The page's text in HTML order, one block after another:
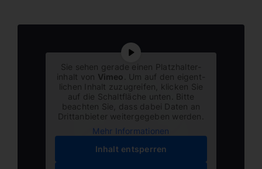
Sie sehen gerade einen Platz­hal­ter­
inhalt von Vimeo . Um auf den eigent­
lichen Inhalt zuzugreifen, klicken Sie
auf die Schalt­fläche unten. Bitte
beachten Sie, dass dabei Daten an
Dritt­an­bieter weiter­ge­geben werden.
Mehr Infor­ma­tionen
Inhalt entsperren